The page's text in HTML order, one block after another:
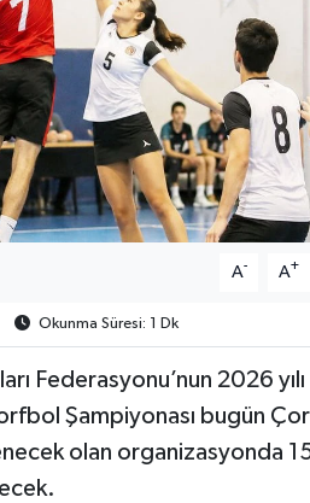
A- A+
Okunma Süresi: 1 Dk
Federasyonu’nun 2026
Şampiyonası bugün
olan organizasyonda